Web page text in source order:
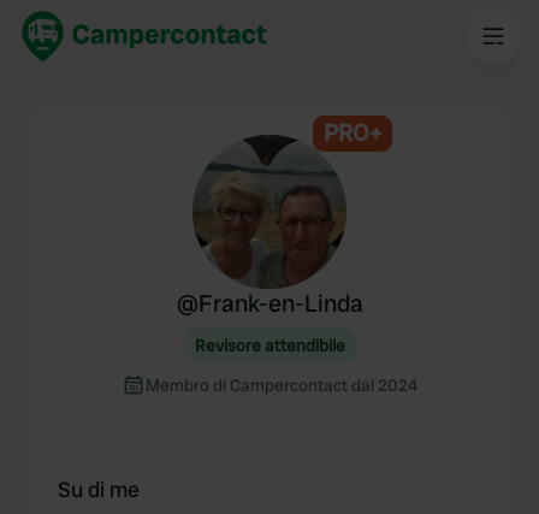
PRO+
@Frank-en-Linda
Revisore attendibile
Membro di Campercontact dal 2024
Su di me